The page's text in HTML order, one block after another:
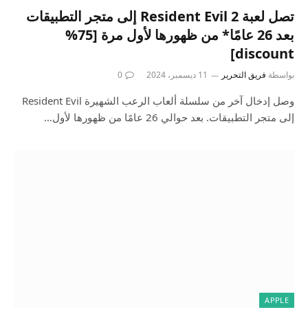
تصل لعبة Resident Evil 2 إلى متجر التطبيقات
بعد 26 عامًا* من ظهورها لأول مرة [75%
discount]
بواسطة فريق التحرير 11 ديسمبر، 2024 0
وصل إدخال آخر من سلسلة ألعاب الرعب الشهيرة Resident Evil
إلى متجر التطبيقات. بعد حوالي 26 عامًا من ظهورها لأول…
APPLE